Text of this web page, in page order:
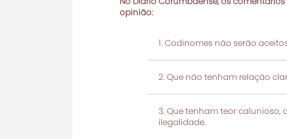
opinião:
Codinomes não serão
Que não tenham relação
Que tenham teor calunioso,
ilegalidade.